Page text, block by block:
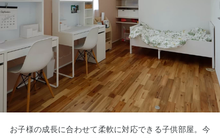
お子様の成長に合わせて柔軟に対応できる子供部屋。今